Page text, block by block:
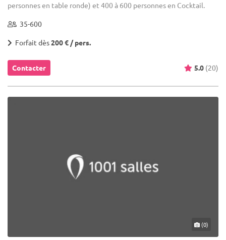
personnes en table ronde) et 400 à 600 personnes en Cocktail.
35-600
Forfait dès200 € / pers.
Contacter 5.0 (20)
(0)